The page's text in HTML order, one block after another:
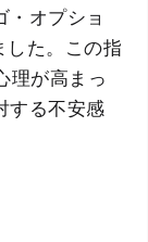
・オプショ
した。この指
理が高まっ
する不安感